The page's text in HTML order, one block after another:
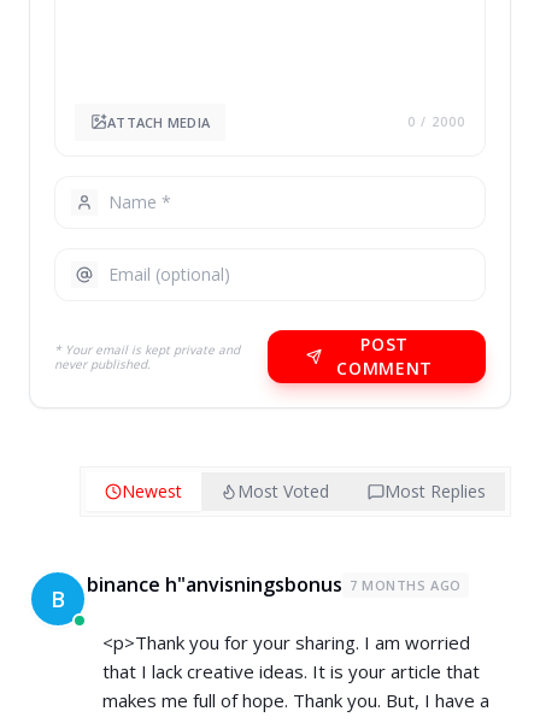
ATTACH MEDIA 0 / 2000
* Your email is kept private and
never published.
POST
COMMENT
Newest Most Voted Most Replies
B binance h"anvisningsbonus 7 MONTHS AGO
<p>Thank you for your sharing. I am worried
that I lack creative ideas. It is your article that
makes me full of hope. Thank you. But, I have a